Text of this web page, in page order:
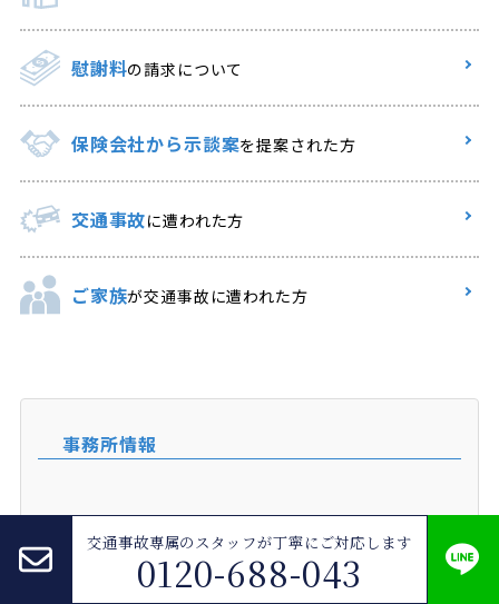
慰謝料の請求について
保険会社から示談案を提案された方
交通事故に遭われた方
ご家族が交通事故に遭われた方
事務所情報
交通事故専属のスタッフが丁寧にご対応します
0120-688-043